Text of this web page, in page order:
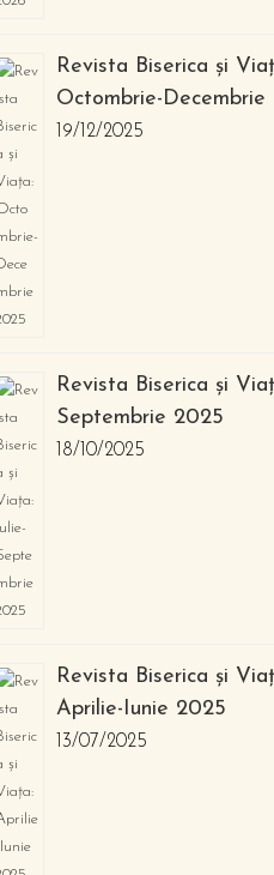
Revista Biserica și
Octombrie-Decembrie
19/12/2025
Revista Biserica și
Septembrie 2025
18/10/2025
Revista Biserica și
Aprilie-Iunie 2025
13/07/2025